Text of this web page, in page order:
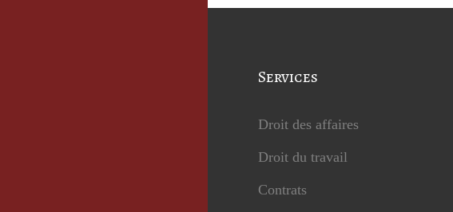
Services
Droit des affaires
Droit du travail
Contrats